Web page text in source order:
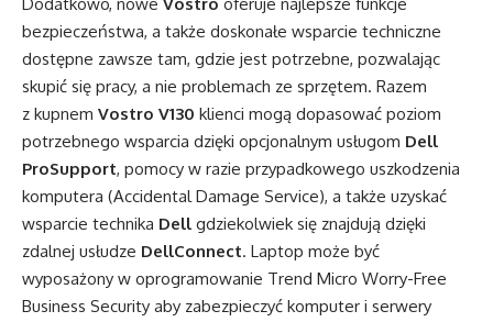
Dodatkowo, nowe Vostro oferuje najlepsze funkcje
bezpieczeństwa, a także doskonałe wsparcie techniczne
dostępne zawsze tam, gdzie jest potrzebne, pozwalając
skupić się pracy, a nie problemach ze sprzętem. Razem
z kupnem Vostro V130 klienci mogą dopasować poziom
potrzebnego wsparcia dzięki opcjonalnym usługom Dell
ProSupport, pomocy w razie przypadkowego uszkodzenia
komputera (Accidental Damage Service), a także uzyskać
wsparcie technika Dell gdziekolwiek się znajdują dzięki
zdalnej usłudze DellConnect. Laptop może być
wyposażony w oprogramowanie Trend Micro Worry-Free
Business Security aby zabezpieczyć komputer i serwery